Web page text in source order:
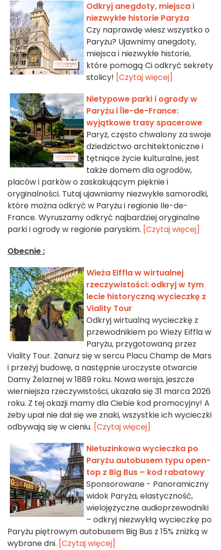
Odkryj anegdoty, miejsca i
niezwykłe historie Paryża
Czy naprawdę wiesz wszystko o
Paryżu? Ujawnimy anegdoty,
miejsca i niezwykłe historie,
które pomogą Ci odkryć sekrety
stolicy! [Czytaj więcej]
Nietypowe parki i ogrody w
Paryżu i Île-de-France:
wyjątkowe trasy spacerowe
Paryż, często chwalony za swoje
dziedzictwo architektoniczne i
tętniące życie kulturalne, jest
także domem dla ogrodów,
placów i parków o zaskakującym pięknie i
oryginalności. Tutaj ujawniamy niezwykłe samorodki,
które można odkryć w Paryżu i regionie Ile-de-
France. Wyruszamy odkryć najbardziej oryginalne
parki i ogrody w regionie paryskim. [Czytaj więcej]
Obecnie :
Wieża Eiffla w wirtualnej
rzeczywistości: odkryj w tym
lecie historyczną wycieczkę z
Viality Tour
Odkryj wirtualną wycieczkę z
przewodnikiem po Wieży Eiffla w
Paryżu, przygotowaną przez
Viality Tour. Zanurz się w sercu Placu Champ de Mars
i przeżyj budowę, a następnie uroczyste otwarcie
Damy Żelaznej w 1889 roku. Nowa wersja, jeszcze
wierniejsza rzeczywistości, ukazała się 31 marca 2026
roku. Z tej okazji mamy dla Ciebie kod promocyjny! A
żeby upał nie dał się we znaki, wszystkie ich wycieczki
odbywają się w cieniu. [Czytaj więcej]
Nietuzinkowa wycieczka po
Paryżu autobusem typu open-
top z Big Bus – kod rabatowy
Sponsorowane - Panoramiczny
widok Paryża, elastyczność,
wielojęzyczne audioprzewodniki
– odkryj niezwykłą wycieczkę po
Paryżu piętrowym autobusem Big Bus z 15% zniżką w
wybrane dni. [Czytaj więcej]